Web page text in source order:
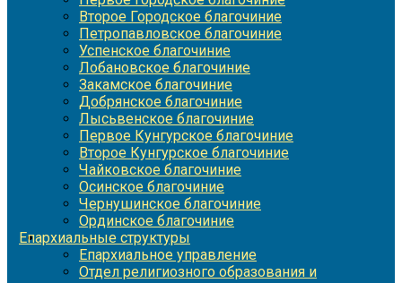
Второе Городское благочиние
Петропавловское благочиние
Успенское благочиние
Лобановское благочиние
Закамское благочиние
Добрянское благочиние
Лысьвенское благочиние
Первое Кунгурское благочиние
Второе Кунгурское благочиние
Чайковское благочиние
Осинское благочиние
Чернушинское благочиние
Ординское благочиние
Епархиальные структуры
Епархиальное управление
Отдел религиозного образования и